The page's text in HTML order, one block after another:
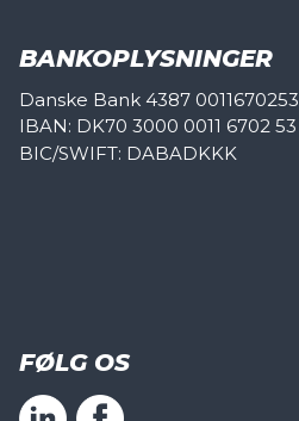
BANKOPLYSNINGER
Danske Bank 4387 0011670253
IBAN: DK70 3000 0011 6702 53
BIC/SWIFT: DABADKKK
FØLG OS